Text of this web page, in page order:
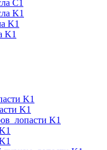
C1
K1
K1
K1
K1
K1
K1